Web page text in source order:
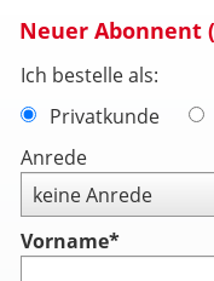
Neuer Abonnent
Ich bestelle als:
Privatkunde
Anrede
Vorname*